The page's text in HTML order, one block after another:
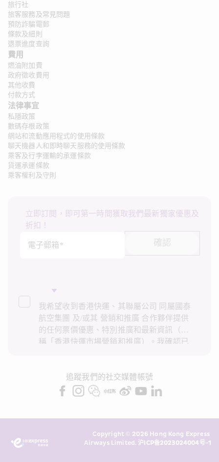
旅行社
旅客服務及常見問題
預防詐騙電郵
條款及細則
退票進度查詢
費用
燃油附加費
政府徵收費用
其他收費
付款方式
法律事宜
私隱政策
數碼存根政策
網站和流動應用程式的使用條款
聊天機器人和即時聊天服務的使用條款
乘客及行李運輸的承運條款
貨運承運條款
乘客權利及守則
立即訂閱，即可第一時間獲取我們最新獨家優惠及
折扣！
電子郵箱*
確認
我希望收到香港快運、其聯屬公司 同屬國泰
航空集團 及/或其 營銷和推廣 合作夥伴提供
的任何票價優惠、特別推廣和最新資訊（統
稱「香港快運市場營銷和推廣）。我確認已
錄進行直接市場營銷和推廣。我知悉在未經
我的同意下，香港快運不會使用我的個人資
追蹤我們的社交媒體帳號
Copyright © 2026 Hong Kong Express
Airways Limited. 沪ICP备2023024004号-1